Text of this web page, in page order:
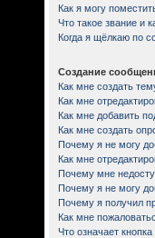
Как я могу
Что такое звание и
Когда я щёлкаю по
Создание
Как мне создать
Как мне
Как мне добавить
Как мне создать
Почему я не могу
Как мне
Почему мне
Почему я не могу
Почему я получил
Как мне
Что означает